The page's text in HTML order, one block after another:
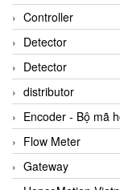
Controller
Detector
Detector
distributor
Encoder - Bộ mã
Flow Meter
Gateway